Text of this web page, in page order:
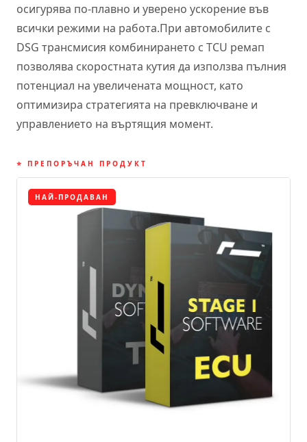
осигурява по-плавно и уверено ускорение във
всички режими на работа.При автомобилите с
DSG трансмисия комбинирането с TCU ремап
позволява скоростната кутия да използва пълния
потенциал на увеличената мощност, като
оптимизира стратегията на превключване и
управлението на въртящия момент.
⭐ ПРЕПОРЪЧАН ПРОДУКТ